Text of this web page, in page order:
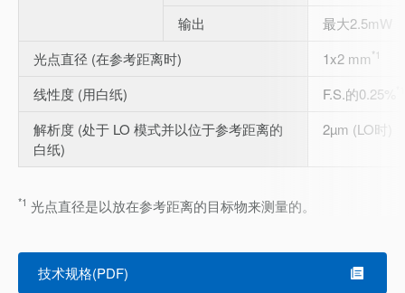
输出
最大2.5mW
光点直径 (在参考距离时)
1x2 mm*1
线性度 (用白纸) F.S.的0.25%
解析度 (处于 LO 模式并以位于参考距离的
白纸)
2µm (LO时)
*1 光点直径是以放在参考距离的目标物来测量的。
技术规格(PDF)